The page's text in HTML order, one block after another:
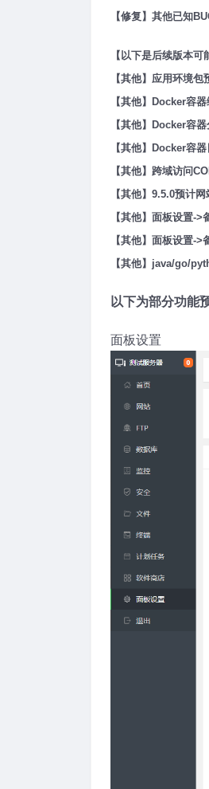
【修复】其他已知
【以下是后续版本可
【其他】应用环境
【其他】Docker容
【其他】Docker容
【其他】Docker容
【其他】跨域访问
【其他】9.5.0预计
【其他】面板设置-
【其他】面板设置-
【其他】java/go/
以下为部分功能
面板设置